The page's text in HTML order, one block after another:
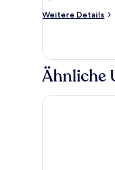
Weitere Details
Weitere
1 King-
Bett
(Pet
Ähnliche
The Lakeview